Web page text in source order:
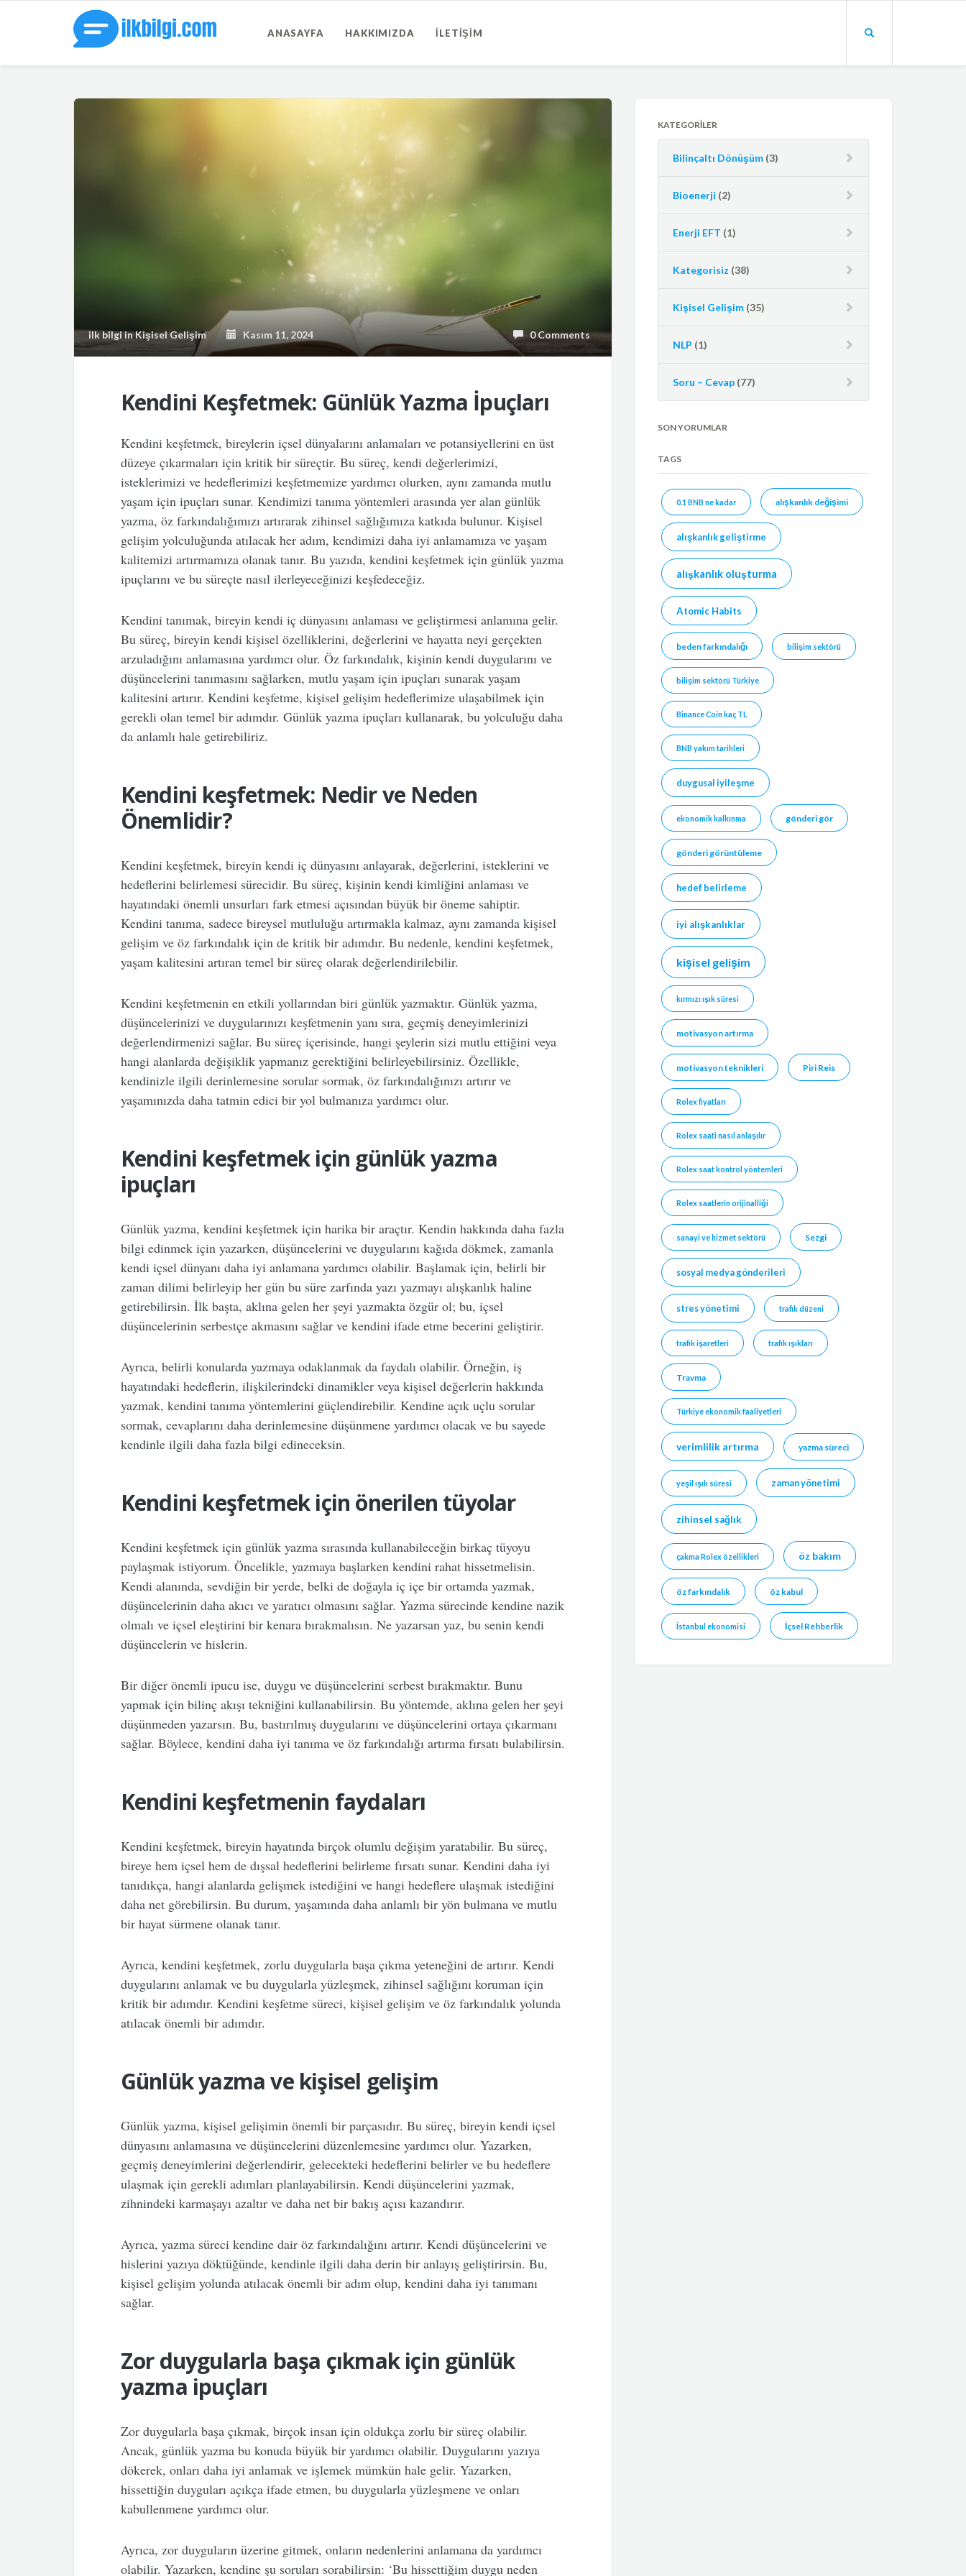
ANASAYFA HAKKIMIZDA İLETIŞIM
ilk bilgiinKişisel Gelişim Kasım 11, 2024 0 Comments
Kendini Keşfetmek: Günlük Yazma İpuçları
Kendini keşfetmek, bireylerin içsel dünyalarını anlamaları ve potansiyellerini en üst
düzeye çıkarmaları için kritik bir süreçtir. Bu süreç, kendi değerlerimizi,
isteklerimizi ve hedeflerimizi keşfetmemize yardımcı olurken, aynı zamanda mutlu
yaşam için ipuçları sunar. Kendimizi tanıma yöntemleri arasında yer alan günlük
yazma, öz farkındalığımızı artırarak zihinsel sağlığımıza katkıda bulunur. Kişisel
gelişim yolculuğunda atılacak her adım, kendimizi daha iyi anlamamıza ve yaşam
kalitemizi artırmamıza olanak tanır. Bu yazıda, kendini keşfetmek için günlük yazma
ipuçlarını ve bu süreçte nasıl ilerleyeceğinizi keşfedeceğiz.
Kendini tanımak, bireyin kendi iç dünyasını anlaması ve geliştirmesi anlamına gelir.
Bu süreç, bireyin kendi kişisel özelliklerini, değerlerini ve hayatta neyi gerçekten
arzuladığını anlamasına yardımcı olur. Öz farkındalık, kişinin kendi duygularını ve
düşüncelerini tanımasını sağlarken, mutlu yaşam için ipuçları sunarak yaşam
kalitesini artırır. Kendini keşfetme, kişisel gelişim hedeflerimize ulaşabilmek için
gerekli olan temel bir adımdır. Günlük yazma ipuçları kullanarak, bu yolculuğu daha
da anlamlı hale getirebiliriz.
Kendini keşfetmek: Nedir ve Neden
Önemlidir?
Kendini keşfetmek, bireyin kendi iç dünyasını anlayarak, değerlerini, isteklerini ve
hedeflerini belirlemesi sürecidir. Bu süreç, kişinin kendi kimliğini anlaması ve
hayatındaki önemli unsurları fark etmesi açısından büyük bir öneme sahiptir.
Kendini tanıma, sadece bireysel mutluluğu artırmakla kalmaz, aynı zamanda kişisel
gelişim ve öz farkındalık için de kritik bir adımdır. Bu nedenle, kendini keşfetmek,
yaşam kalitesini artıran temel bir süreç olarak değerlendirilebilir.
Kendini keşfetmenin en etkili yollarından biri günlük yazmaktır. Günlük yazma,
düşüncelerinizi ve duygularınızı keşfetmenin yanı sıra, geçmiş deneyimlerinizi
değerlendirmenizi sağlar. Bu süreç içerisinde, hangi şeylerin sizi mutlu ettiğini veya
hangi alanlarda değişiklik yapmanız gerektiğini belirleyebilirsiniz. Özellikle,
kendinizle ilgili derinlemesine sorular sormak, öz farkındalığınızı artırır ve
yaşamınızda daha tatmin edici bir yol bulmanıza yardımcı olur.
Kendini keşfetmek için günlük yazma
ipuçları
Günlük yazma, kendini keşfetmek için harika bir araçtır. Kendin hakkında daha fazla
bilgi edinmek için yazarken, düşüncelerini ve duygularını kağıda dökmek, zamanla
kendi içsel dünyanı daha iyi anlamana yardımcı olabilir. Başlamak için, belirli bir
zaman dilimi belirleyip her gün bu süre zarfında yazı yazmayı alışkanlık haline
getirebilirsin. İlk başta, aklına gelen her şeyi yazmakta özgür ol; bu, içsel
düşüncelerinin serbestçe akmasını sağlar ve kendini ifade etme becerini geliştirir.
Ayrıca, belirli konularda yazmaya odaklanmak da faydalı olabilir. Örneğin, iş
hayatındaki hedeflerin, ilişkilerindeki dinamikler veya kişisel değerlerin hakkında
yazmak, kendini tanıma yöntemlerini güçlendirebilir. Kendine açık uçlu sorular
sormak, cevaplarını daha derinlemesine düşünmene yardımcı olacak ve bu sayede
kendinle ilgili daha fazla bilgi edineceksin.
Kendini keşfetmek için önerilen tüyolar
Kendini keşfetmek için günlük yazma sırasında kullanabileceğin birkaç tüyoyu
paylaşmak istiyorum. Öncelikle, yazmaya başlarken kendini rahat hissetmelisin.
Kendi alanında, sevdiğin bir yerde, belki de doğayla iç içe bir ortamda yazmak,
düşüncelerinin daha akıcı ve yaratıcı olmasını sağlar. Yazma sürecinde kendine nazik
olmalı ve içsel eleştirini bir kenara bırakmalısın. Ne yazarsan yaz, bu senin kendi
düşüncelerin ve hislerin.
Bir diğer önemli ipucu ise, duygu ve düşüncelerini serbest bırakmaktır. Bunu
yapmak için bilinç akışı tekniğini kullanabilirsin. Bu yöntemde, aklına gelen her şeyi
düşünmeden yazarsın. Bu, bastırılmış duygularını ve düşüncelerini ortaya çıkarmanı
sağlar. Böylece, kendini daha iyi tanıma ve öz farkındalığı artırma fırsatı bulabilirsin.
Kendini keşfetmenin faydaları
Kendini keşfetmek, bireyin hayatında birçok olumlu değişim yaratabilir. Bu süreç,
bireye hem içsel hem de dışsal hedeflerini belirleme fırsatı sunar. Kendini daha iyi
tanıdıkça, hangi alanlarda gelişmek istediğini ve hangi hedeflere ulaşmak istediğini
daha net görebilirsin. Bu durum, yaşamında daha anlamlı bir yön bulmana ve mutlu
bir hayat sürmene olanak tanır.
Ayrıca, kendini keşfetmek, zorlu duygularla başa çıkma yeteneğini de artırır. Kendi
duygularını anlamak ve bu duygularla yüzleşmek, zihinsel sağlığını koruman için
kritik bir adımdır. Kendini keşfetme süreci, kişisel gelişim ve öz farkındalık yolunda
atılacak önemli bir adımdır.
Günlük yazma ve kişisel gelişim
Günlük yazma, kişisel gelişimin önemli bir parçasıdır. Bu süreç, bireyin kendi içsel
dünyasını anlamasına ve düşüncelerini düzenlemesine yardımcı olur. Yazarken,
geçmiş deneyimlerini değerlendirir, gelecekteki hedeflerini belirler ve bu hedeflere
ulaşmak için gerekli adımları planlayabilirsin. Kendi düşüncelerini yazmak,
zihnindeki karmaşayı azaltır ve daha net bir bakış açısı kazandırır.
Ayrıca, yazma süreci kendine dair öz farkındalığını artırır. Kendi düşüncelerini ve
hislerini yazıya döktüğünde, kendinle ilgili daha derin bir anlayış geliştirirsin. Bu,
kişisel gelişim yolunda atılacak önemli bir adım olup, kendini daha iyi tanımanı
sağlar.
Zor duygularla başa çıkmak için günlük
yazma ipuçları
Zor duygularla başa çıkmak, birçok insan için oldukça zorlu bir süreç olabilir.
Ancak, günlük yazma bu konuda büyük bir yardımcı olabilir. Duygularını yazıya
dökerek, onları daha iyi anlamak ve işlemek mümkün hale gelir. Yazarken,
hissettiğin duyguları açıkça ifade etmen, bu duygularla yüzleşmene ve onları
kabullenmene yardımcı olur.
Ayrıca, zor duyguların üzerine gitmek, onların nedenlerini anlamana da yardımcı
olabilir. Yazarken, kendine şu soruları sorabilirsin: ‘Bu hissettiğim duygu neden
KATEGORILER
Bilinçaltı Dönüşüm (3)
Bioenerji (2)
Enerji EFT (1)
Kategorisiz (38)
Kişisel Gelişim (35)
NLP (1)
Soru – Cevap (77)
SON YORUMLAR
TAGS
0.1 BNB ne kadar alışkanlık değişimi
alışkanlık geliştirme
alışkanlık oluşturma
Atomic Habits
beden farkındalığı bilişim sektörü
bilişim sektörü Türkiye
Binance Coin kaç TL
BNB yakım tarihleri
duygusal iyileşme
ekonomik kalkınma gönderi gör
gönderi görüntüleme
hedef belirleme
iyi alışkanlıklar
kişisel gelişim
kırmızı ışık süresi
motivasyon artırma
motivasyon teknikleri Piri Reis
Rolex fiyatları
Rolex saati nasıl anlaşılır
Rolex saat kontrol yöntemleri
Rolex saatlerin orijinalliği
sanayi ve hizmet sektörü Sezgi
sosyal medya gönderileri
stres yönetimi trafik düzeni
trafik işaretleri trafik ışıkları
Travma
Türkiye ekonomik faaliyetleri
verimlilik artırma yazma süreci
yeşil ışık süresi zaman yönetimi
zihinsel sağlık
çakma Rolex özellikleri öz bakım
öz farkındalık öz kabul
İstanbul ekonomisi İçsel Rehberlik